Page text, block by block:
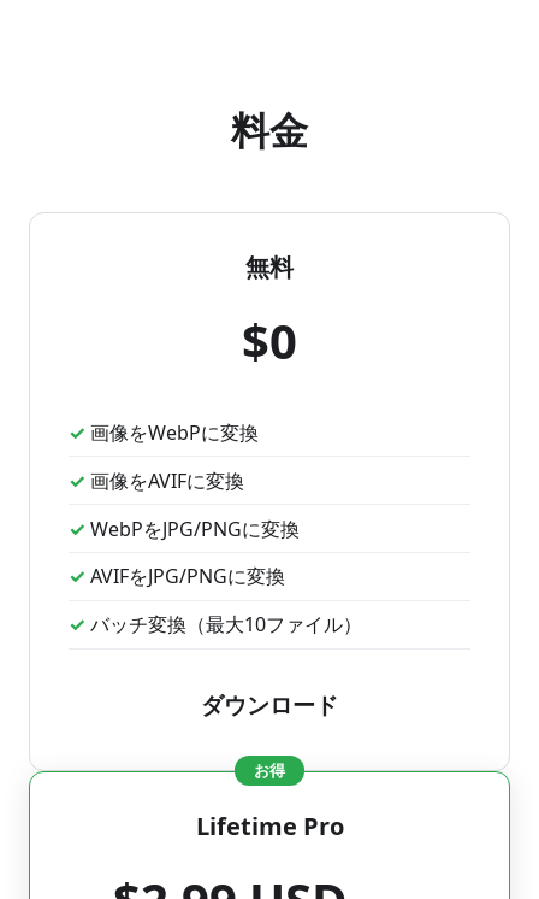
料金
無料
$0
画像をWebPに変換
画像をAVIFに変換
WebPをJPG/PNGに変換
AVIFをJPG/PNGに変換
バッチ変換（最大10ファイル）
ダウンロード
お得
Lifetime Pro